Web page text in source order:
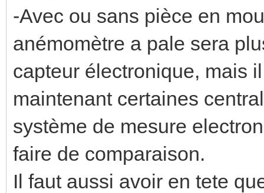
-Avec ou sans pièce en
anémomètre a pale sera
capteur électronique, mais
maintenant certaines
système de mesure
faire de comparaison.
Il faut aussi avoir en tete